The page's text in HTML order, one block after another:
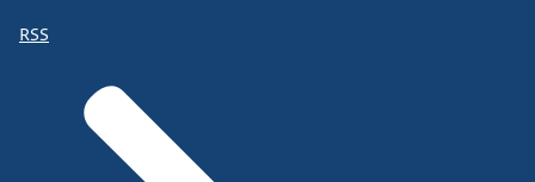
RSS